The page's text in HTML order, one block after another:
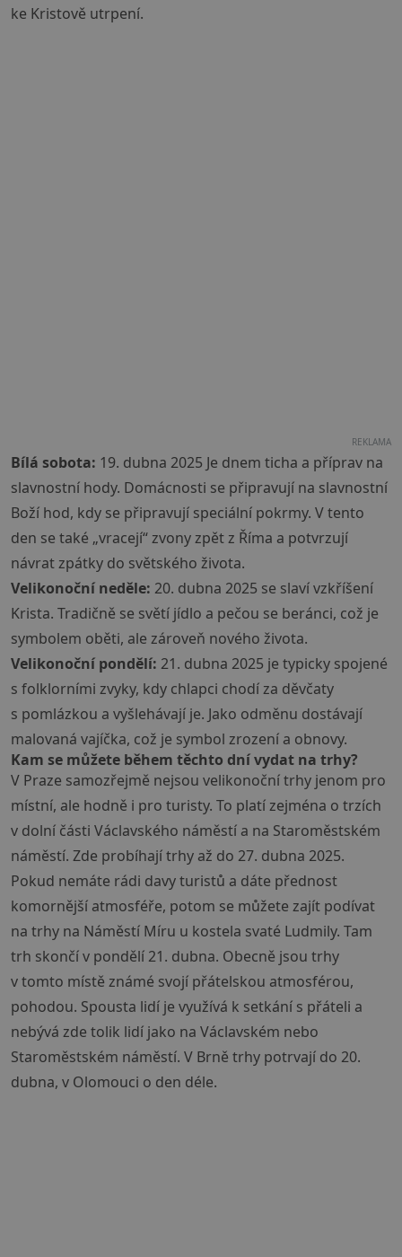
ke Kristově utrpení.
REKLAMA
Bílá sobota: 19. dubna 2025 Je dnem ticha a příprav na
slavnostní hody. Domácnosti se připravují na slavnostní
Boží hod, kdy se připravují speciální pokrmy. V tento
den se také „vracejí“ zvony zpět z Říma a potvrzují
návrat zpátky do světského života.
Velikonoční neděle: 20. dubna 2025 se slaví vzkříšení
Krista. Tradičně se světí jídlo a pečou se beránci, což je
symbolem oběti, ale zároveň nového života.
Velikonoční pondělí: 21. dubna 2025 je typicky spojené
s folklorními zvyky, kdy chlapci chodí za děvčaty
s pomlázkou a vyšlehávají je. Jako odměnu dostávají
malovaná vajíčka, což je symbol zrození a obnovy.
Kam se můžete během těchto dní vydat na trhy?
V Praze samozřejmě nejsou velikonoční trhy jenom pro
místní, ale hodně i pro turisty. To platí zejména o trzích
v dolní části Václavského náměstí a na Staroměstském
náměstí. Zde probíhají trhy až do 27. dubna 2025.
Pokud nemáte rádi davy turistů a dáte přednost
komornější atmosféře, potom se můžete zajít podívat
na trhy na Náměstí Míru u kostela svaté Ludmily. Tam
trh skončí v pondělí 21. dubna. Obecně jsou trhy
v tomto místě známé svojí přátelskou atmosférou,
pohodou. Spousta lidí je využívá k setkání s přáteli a
nebývá zde tolik lidí jako na Václavském nebo
Staroměstském náměstí. V Brně trhy potrvají do 20.
dubna, v Olomouci o den déle.